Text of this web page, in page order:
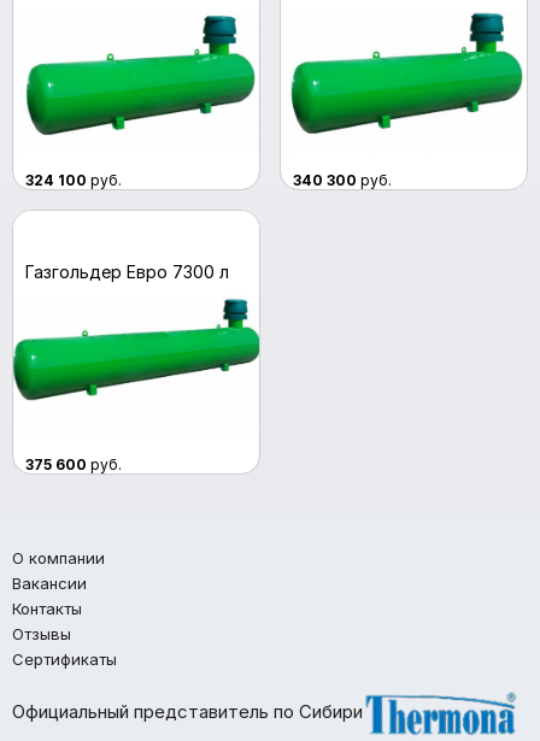
324 100 руб. 340 300 руб.
Газгольдер Евро 7300 л
375 600 руб.
О компании
Вакансии
Контакты
Отзывы
Сертификаты
Официальный представитель по Сибири